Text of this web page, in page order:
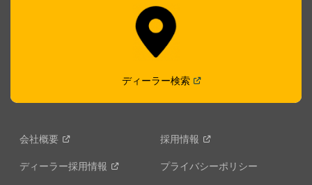
ディーラー検索( Open in a new window
会社概要 採用情報
ディーラー採用情報 プライバシーポリシー